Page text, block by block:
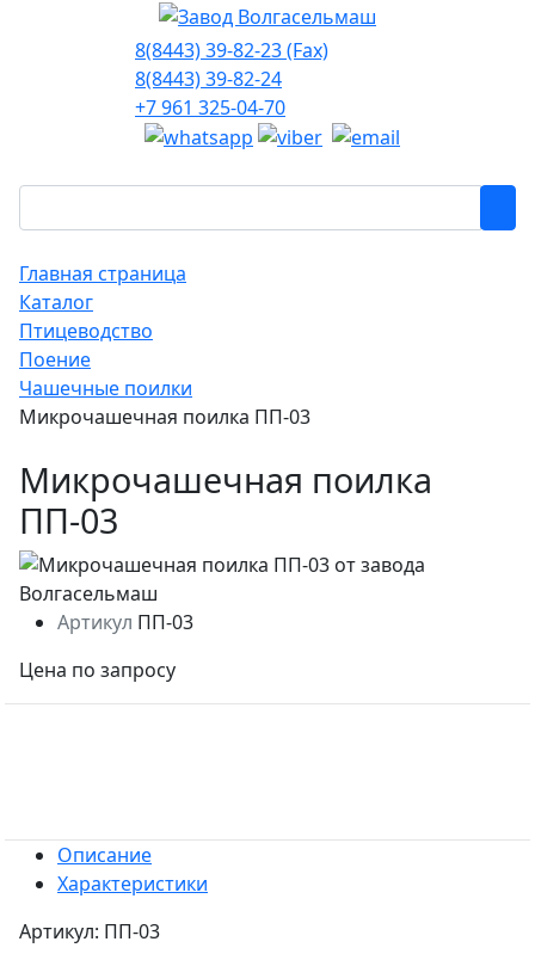
8(8443) 39-82-23 (Fax)
8(8443) 39-82-24
+7 961 325-04-70
Главная страница
Каталог
Птицеводство
Поение
Чашечные поилки
Микрочашечная поилка ПП-03
Микрочашечная поилка
ПП-03
Артикул ПП-03
Цена по запросу
Описание
Характеристики
Артикул: ПП-03